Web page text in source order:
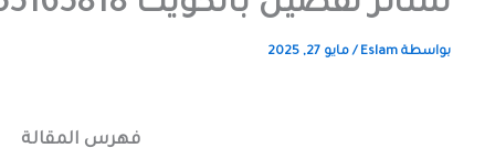
بواسطة Eslam
/مايو 27, 2025
فهرس المقالة